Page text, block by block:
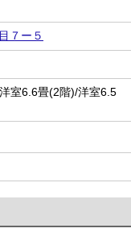
７ー５
室6.6畳(2階)/洋室6.5